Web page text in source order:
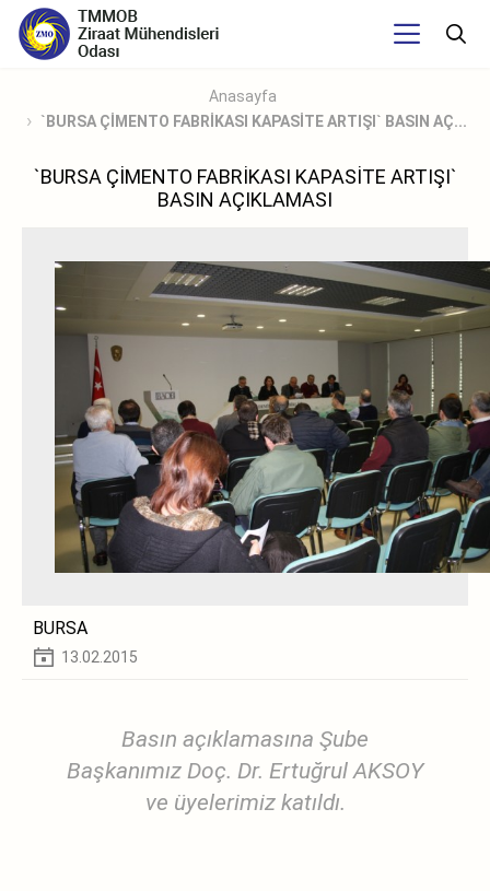
Anasayfa
`BURSA ÇİMENTO FABRİKASI KAPASİTE ARTIŞI` BASIN AÇ...
`BURSA ÇİMENTO FABRİKASI KAPASİTE ARTIŞI`
BASIN AÇIKLAMASI
BURSA
13.02.2015
Basın açıklamasına Şube
Başkanımız Doç. Dr. Ertuğrul AKSOY
ve üyelerimiz katıldı.